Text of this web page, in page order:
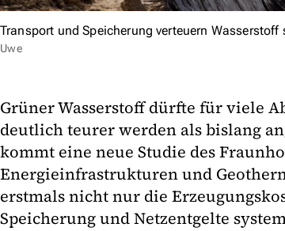
Transport und Speicherung verteuern
Uwe
Grüner Wasserstoff dürfte für viele
deutlich teurer werden als bislang
kommt eine neue Studie des
Energieinfrastrukturen und
erstmals nicht nur die
Speicherung und Netzentgelte